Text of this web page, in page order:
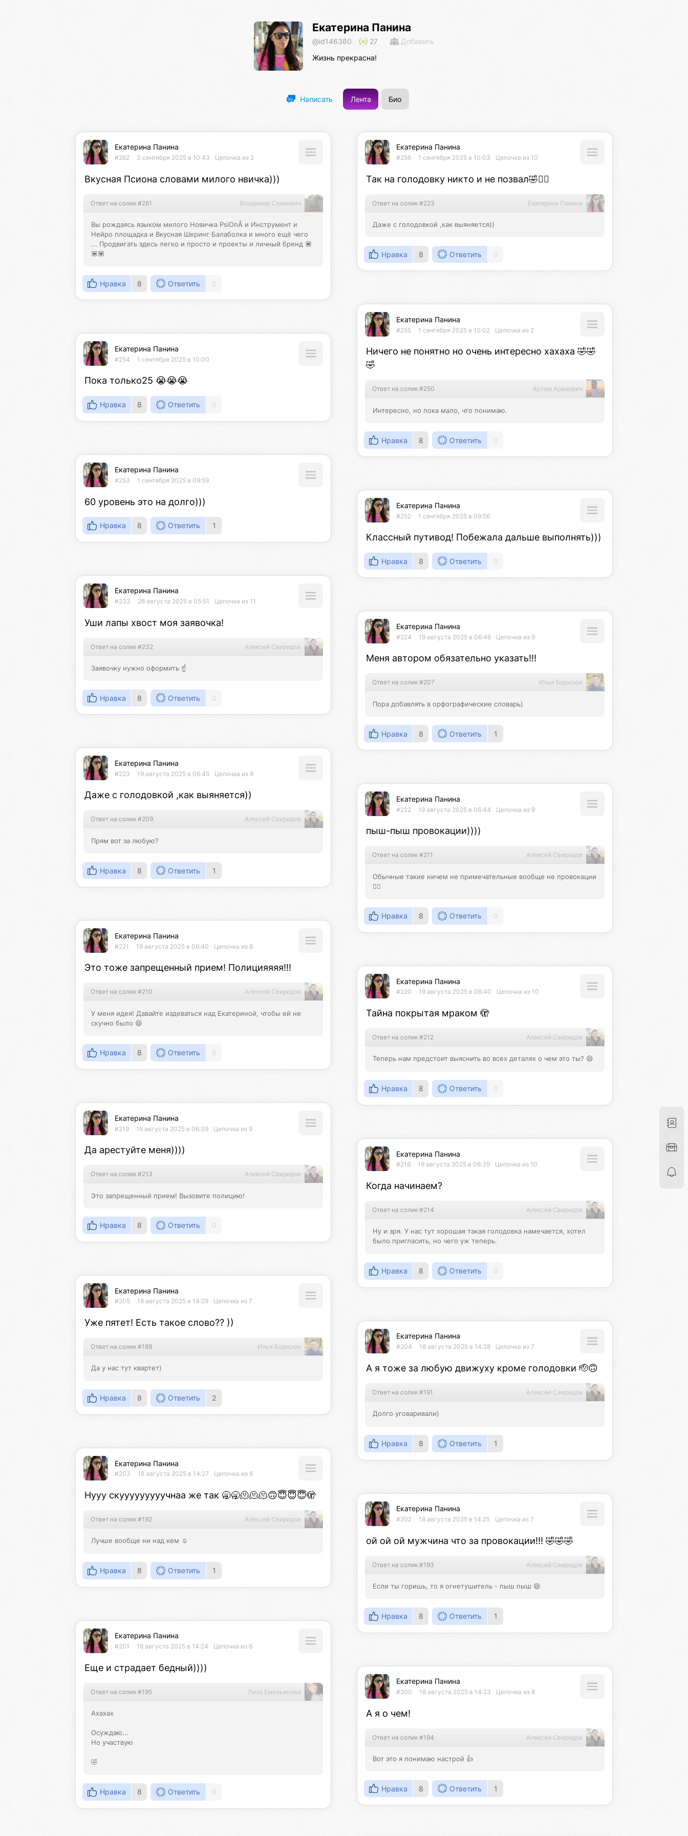
Екатерина Панина
@id146380 27
Добавить
Жизнь прекрасна!
Написать Лента Био
Екатерина Панина
#262 3 сентября 2025 в 10:43 Цепочка из 2
Вкусная Псиона словами милого нвичка)))
Ответ на солик #261 Владимир Сенкевич
Вы рождаясь языком милого Новичка PsiOnÅ и Инструмент и
Нейро площадка и Вкусная Шеринг Балаболка и много ещё чего
... Продвигать здесь легко и просто и проекты и личный бренд 💟
💟💟
Нравка 8 Ответить 0
Екатерина Панина
#256 1 сентября 2025 в 10:03 Цепочка из 10
Так на голодовку никто и не позвал🤣🤦‍♀️
Ответ на солик #223 Екатерина Панина
Даже с голодовкой ,как выяняется))
Нравка 8 Ответить 0
Екатерина Панина
#255 1 сентября 2025 в 10:02 Цепочка из 2
Ничего не понятно но очень интересно хахаха 🤣🤣
🤣
Ответ на солик #250 Артем Аранович
Интересно, но пока мало, что понимаю.
Нравка 8 Ответить 0
Екатерина Панина
#254 1 сентября 2025 в 10:00
Пока только25 😭😭😭
Нравка 8 Ответить 0
Екатерина Панина
#253 1 сентября 2025 в 09:59
60 уровень это на долго)))
Нравка 8 Ответить 1
Екатерина Панина
#252 1 сентября 2025 в 09:56
Классный путивод! Побежала дальше выполнять)))
Нравка 8 Ответить 0
Екатерина Панина
#233 28 августа 2025 в 05:51 Цепочка из 11
Уши лапы хвост моя заявочка!
Ответ на солик #232 Алексей Свиридов
Заявочку нужно оформить ☝️
Нравка 8 Ответить 0
Екатерина Панина
#224 19 августа 2025 в 06:46 Цепочка из 9
Меня автором обязательно указать!!!
Ответ на солик #207 Илья Борисюк
Пора добавлять в орфографические словарь)
Нравка 8 Ответить 1
Екатерина Панина
#223 19 августа 2025 в 06:45 Цепочка из 9
Даже с голодовкой ,как выяняется))
Ответ на солик #209 Алексей Свиридов
Прям вот за любую?
Нравка 8 Ответить 1
Екатерина Панина
#222 19 августа 2025 в 06:44 Цепочка из 9
пыш-пыш провокации))))
Ответ на солик #211 Алексей Свиридов
Обычные такие ничем не примечательные вообще не провокации
🤷‍♂️
Нравка 8 Ответить 0
Екатерина Панина
#221 19 августа 2025 в 06:40 Цепочка из 8
Это тоже запрещенный прием! Полицияяяя!!!
Ответ на солик #210 Алексей Свиридов
У меня идея! Давайте издеваться над Екатериной, чтобы ей не
скучно было 😄
Нравка 8 Ответить 0
Екатерина Панина
#220 19 августа 2025 в 06:40 Цепочка из 10
Тайна покрытая мраком 🫣
Ответ на солик #212 Алексей Свиридов
Теперь нам предстоит выяснить во всех деталях о чем это ты? 😄
Нравка 8 Ответить 0
Екатерина Панина
#219 19 августа 2025 в 06:39 Цепочка из 9
Да арестуйте меня))))
Ответ на солик #213 Алексей Свиридов
Это запрещенный прием! Вызовите полицию!
Нравка 8 Ответить 0
Екатерина Панина
#218 19 августа 2025 в 06:39 Цепочка из 10
Когда начинаем?
Ответ на солик #214 Алексей Свиридов
Ну и зря. У нас тут хорошая такая голодовка намечается, хотел
было пригласить, но чего уж теперь.
Нравка 8 Ответить 0
Екатерина Панина
#205 18 августа 2025 в 14:29 Цепочка из 7
Уже пятет! Есть такое слово?? ))
Ответ на солик #189 Илья Борисюк
Да у нас тут квартет)
Нравка 8 Ответить 2
Екатерина Панина
#204 18 августа 2025 в 14:28 Цепочка из 7
А я тоже за любую движуху кроме голодовки 🫡🙃
Ответ на солик #191 Алексей Свиридов
Долго уговаривали)
Нравка 8 Ответить 1
Екатерина Панина
#203 18 августа 2025 в 14:27 Цепочка из 6
Нууу скууууууууучнаа же так 🥱🥱🫠🫠🫠🙃😇😇😇🫣
Ответ на солик #192 Алексей Свиридов
Лучше вообще ни над кем ☺️
Нравка 8 Ответить 1
Екатерина Панина
#202 18 августа 2025 в 14:25 Цепочка из 7
ой ой ой мужчина что за провокации!!! 🤣🤣🤣
Ответ на солик #193 Алексей Свиридов
Если ты горишь, то я огнетушитель - пыш пыш 😄
Нравка 8 Ответить 1
Екатерина Панина
#201 18 августа 2025 в 14:24 Цепочка из 6
Еще и страдает бедный))))
Ответ на солик #195 Лиза Емельянова
Ахахах
Осуждаю...
Но участвую
🤣
Нравка 8 Ответить 0
Екатерина Панина
#200 18 августа 2025 в 14:23 Цепочка из 8
А я о чем!
Ответ на солик #194 Алексей Свиридов
Вот это я понимаю настрой 👍
Нравка 8 Ответить 1